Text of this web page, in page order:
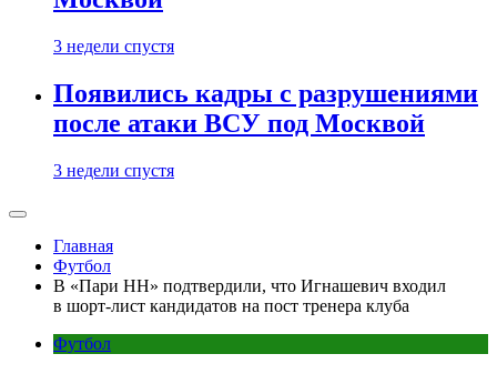
3 недели спустя
Появились кадры с разрушениями
после атаки ВСУ под Москвой
3 недели спустя
Главная
Футбол
В «Пари НН» подтвердили, что Игнашевич входил
в шорт-лист кандидатов на пост тренера клуба
Футбол